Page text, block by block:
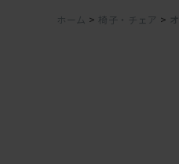
ホーム > 椅子・チェア >